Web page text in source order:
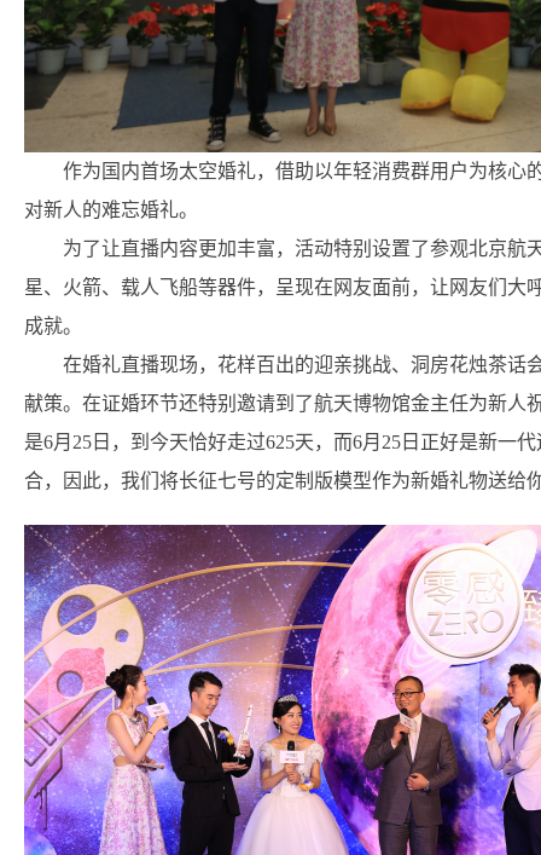
作为国内首场太空婚礼，借助以年轻消费群用户为核心
对新人的难忘婚礼。
为了让直播内容更加丰富，活动特别设置了参观北京航
星、火箭、载人飞船等器件，呈现在网友面前，让网友们大
成就。
在婚礼直播现场，花样百出的迎亲挑战、洞房花烛茶话
献策。在证婚环节还特别邀请到了航天博物馆金主任为新人
是6月25日，到今天恰好走过625天，而6月25日正好是新一
合，因此，我们将长征七号的定制版模型作为新婚礼物送给